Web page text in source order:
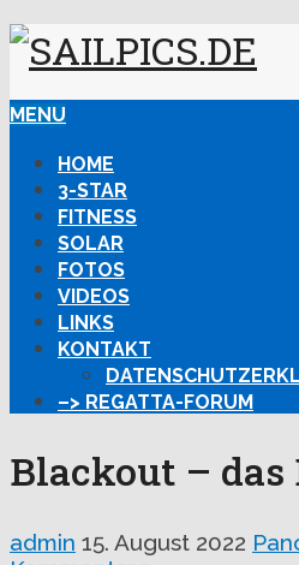
MENU
HOME
3-STAR
FITNESS
SOLAR
FOTOS
VIDEOS
LINKS
KONTAKT
–> REGATTA-FORUM
Blackout –
admin 15. August 2022